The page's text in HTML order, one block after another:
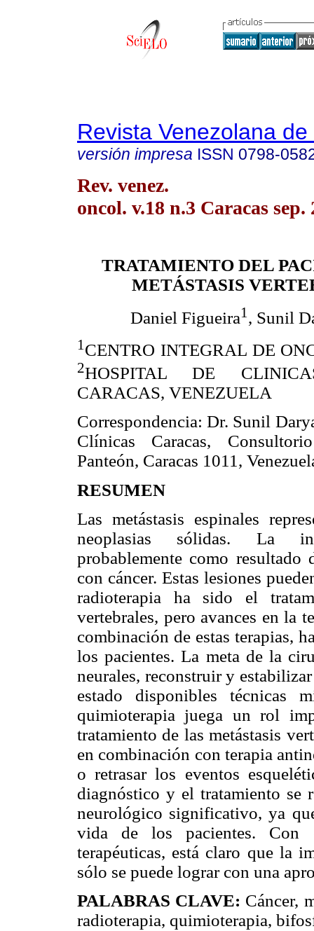
Revista Venezolana
versión impresa ISSN 0798-
Rev. venez.
oncol. v.18 n.3 Caracas sep.
TRATAMIENTO DEL
METÁSTASIS
Daniel Figueira1 , Sunil
1 CENTRO INTEGRAL DE
2HOSPITAL DE
CARACAS, VENEZUELA
Correspondencia: Dr. Sunil
Clínicas Caracas,
Panteón, Caracas 1011,
RESUMEN
Las metástasis espinales
neoplasias sólidas. La
probablemente como resultado
con cáncer. Estas lesiones
radioterapia ha sido el
vertebrales, pero avances en la
combinación de estas terapias,
los pacientes. La meta de la
neurales, reconstruir y
estado disponibles técnicas
quimioterapia juega un rol
tratamiento de las metástasis
en combinación con terapia
o retrasar los eventos
diagnóstico y el tratamiento se
neurológico significativo, ya
vida de los pacientes. Con
terapéuticas, está claro que la
sólo se puede lograr con una
PALABRAS CLAVE: Cáncer,
radioterapia, quimioterapia,